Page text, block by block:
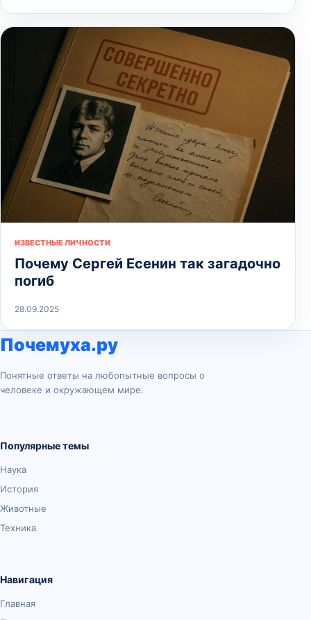
ИЗВЕСТНЫЕ ЛИЧНОСТИ
Почему Сергей Есенин так загадочно
погиб
28.09.2025
Почемуха.ру
Понятные ответы на любопытные вопросы о
человеке и окружающем мире.
Популярные темы
Наука
История
Животные
Техника
Навигация
Главная